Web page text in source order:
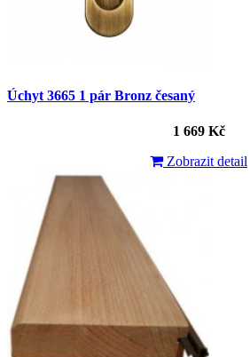
Úchyt 3665 1 pár Bronz česaný
1 669 Kč
Zobrazit detail